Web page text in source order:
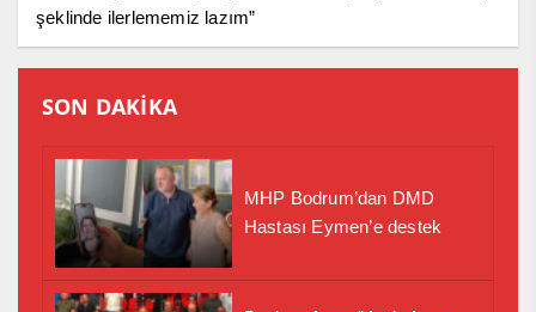
şeklinde ilerlememiz lazım”
SON DAKİKA
MHP Bodrum’dan DMD
Hastası Eymen’e destek